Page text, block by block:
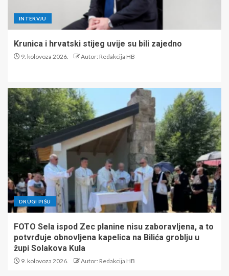
INTERVJU
Krunica i hrvatski stijeg uvije su bili zajedno
9. kolovoza 2026. Autor: Redakcija HB
DRUGI PIŠU
FOTO Sela ispod Zec planine nisu zaboravljena, a to
potvrđuje obnovljena kapelica na Bilića groblju u
župi Solakova Kula
9. kolovoza 2026. Autor: Redakcija HB